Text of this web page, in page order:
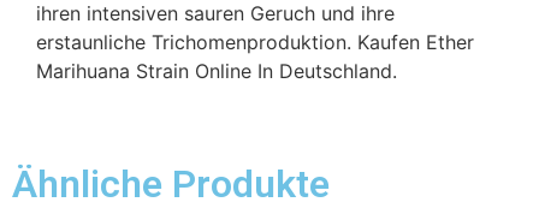
ihren intensiven sauren Geruch und ihre
erstaunliche Trichomenproduktion. Kaufen Ether
Marihuana Strain Online In Deutschland.
Ähnliche Produkte